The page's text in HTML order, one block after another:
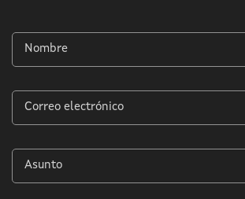
Nombre
*
Correo
electrónico
*
Asunto
*